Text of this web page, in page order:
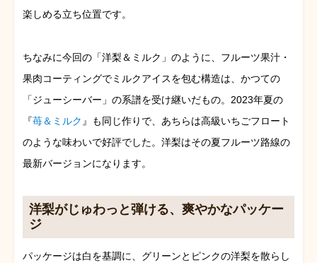
楽しめる立ち位置です。
ちなみに今回の「洋梨＆ミルク」のように、フルーツ果汁・
果肉コーティングでミルクアイスを包む構造は、かつての
「ジューシーバー」の系譜を受け継いだもの。2023年夏の
『苺＆ミルク 』も同じ作りで、あちらは高級いちごフロート
のような味わいで好評でした。洋梨はその夏フルーツ路線の
最新バージョンになります。
洋梨がじゅわっと弾ける、爽やかなパッケー
ジ
パッケージは白を基調に、グリーンとピンクの洋梨を散らし